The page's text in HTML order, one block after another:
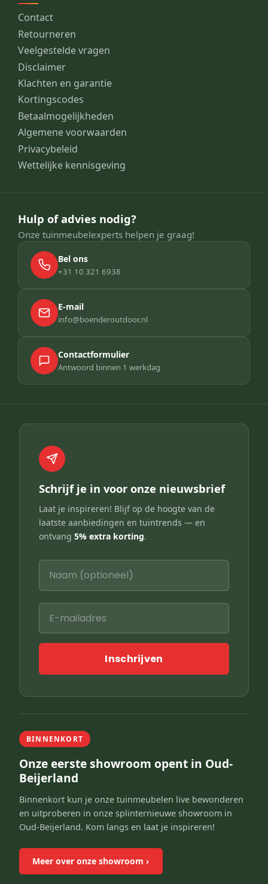
Contact
Retourneren
Veelgestelde vragen
Disclaimer
Klachten en garantie
Kortingscodes
Betaalmogelijkheden
Algemene voorwaarden
Privacybeleid
Wettelijke kennisgeving
Hulp of advies nodig?
Onze tuinmeubelexperts helpen je graag!
Bel ons
+31 10 321 6938
E-mail
info@boenderoutdoor.nl
Contactformulier
Antwoord binnen 1 werkdag
Schrijf je in voor onze nieuwsbrief
Laat je inspireren! Blijf op de hoogte van de
laatste aanbiedingen en tuintrends — en
ontvang 5% extra korting.
Inschrijven
BINNENKORT
Onze eerste showroom opent in Oud-
Beijerland
Binnenkort kun je onze tuinmeubelen live bewonderen
en uitproberen in onze splinternieuwe showroom in
Oud-Beijerland. Kom langs en laat je inspireren!
Meer over onze showroom ›